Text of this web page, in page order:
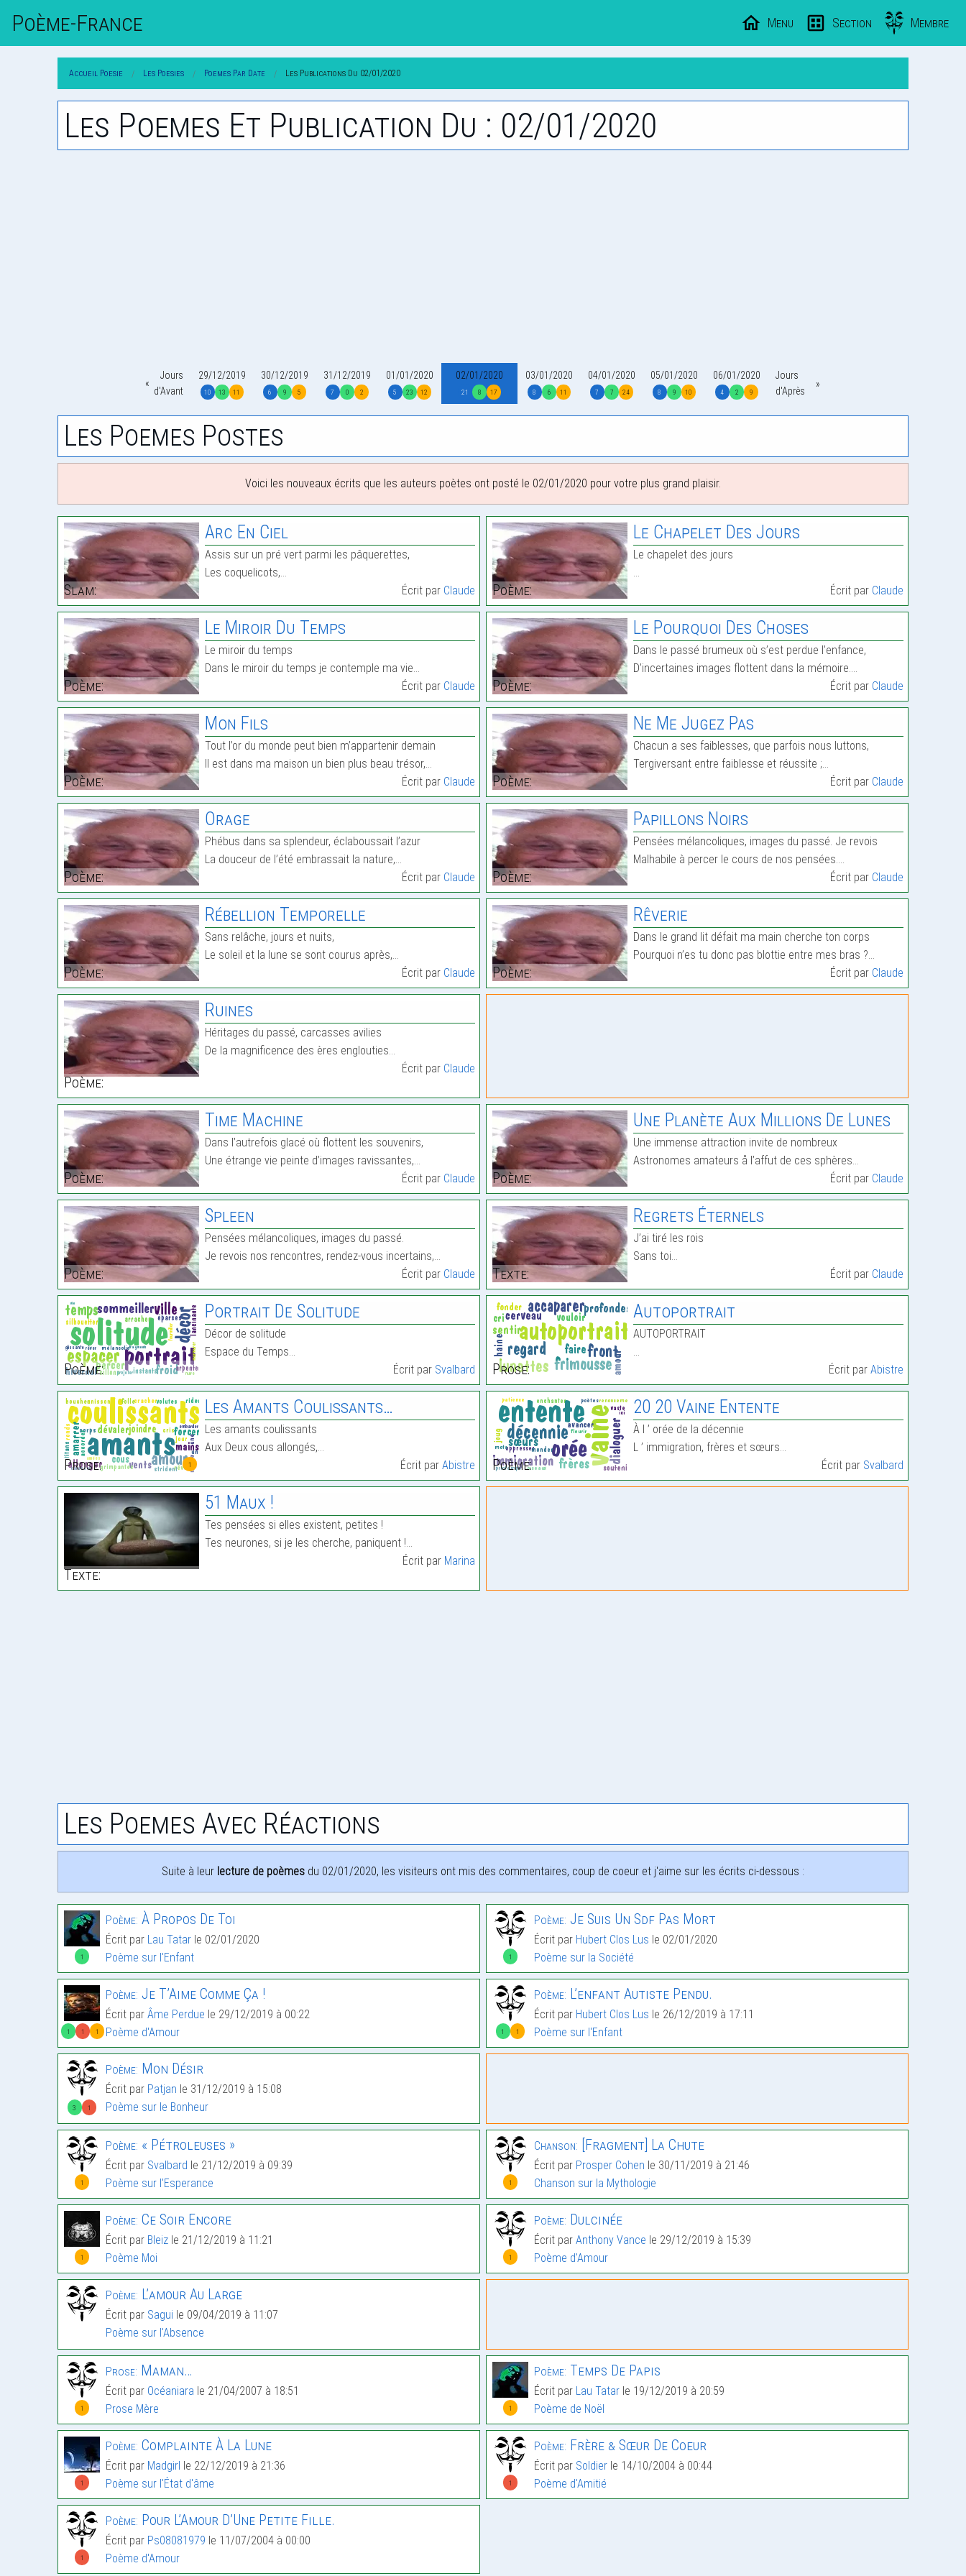
Poème-FrAnce Menu Section Membre
Accueil Poesie Les Poesies Poemes Par Date Les Publications Du 02/01/2020
Les Poemes Et Publication Du : 02/01/2020
Jours
d'Avant
29/12/2019
10 13 11
30/12/2019
6 9 5
31/12/2019
7 0 2
01/01/2020
5 23 12
02/01/2020
21 8 17
03/01/2020
8 6 11
04/01/2020
7 7 24
05/01/2020
8 9 10
06/01/2020
4 2 9
Jours
d'Après
Les Poemes Postes
Voici les nouveaux écrits que les auteurs poètes ont posté le 02/01/2020 pour votre plus grand plaisir.
Slam:
Arc En Ciel
Assis sur un pré vert parmi les pâquerettes,
Les coquelicots,…
Écrit par Claude Poème:
Le Chapelet Des Jours
Le chapelet des jours
…
Écrit par Claude
Poème:
Le Miroir Du Temps
Le miroir du temps
Dans le miroir du temps je contemple ma vie…
Écrit par Claude Poème:
Le Pourquoi Des Choses
Dans le passé brumeux où s’est perdue l’enfance,
D’incertaines images flottent dans la mémoire.…
Écrit par Claude
Poème:
Mon Fils
Tout l’or du monde peut bien m’appartenir demain
Il est dans ma maison un bien plus beau trésor,…
Écrit par Claude Poème:
Ne Me Jugez Pas
Chacun a ses faiblesses, que parfois nous luttons,
Tergiversant entre faiblesse et réussite ;…
Écrit par Claude
Poème:
Orage
Phébus dans sa splendeur, éclaboussait l’azur
La douceur de l’été embrassait la nature,…
Écrit par Claude Poème:
Papillons Noirs
Pensées mélancoliques, images du passé. Je revois
Malhabile à percer le cours de nos pensées.…
Écrit par Claude
Poème:
Rébellion Temporelle
Sans relâche, jours et nuits,
Le soleil et la lune se sont courus après,…
Écrit par Claude Poème:
Rêverie
Dans le grand lit défait ma main cherche ton corps
Pourquoi n’es tu donc pas blottie entre mes bras ?…
Écrit par Claude
Poème:
Ruines
Héritages du passé, carcasses avilies
De la magnificence des ères englouties…
Écrit par Claude
Poème:
Time Machine
Dans l’autrefois glacé où flottent les souvenirs,
Une étrange vie peinte d’images ravissantes,…
Écrit par Claude Poème:
Une Planète Aux Millions De Lunes
Une immense attraction invite de nombreux
Astronomes amateurs å l’affut de ces sphères…
Écrit par Claude
Poème:
Spleen
Pensées mélancoliques, images du passé.
Je revois nos rencontres, rendez-vous incertains,…
Écrit par Claude Texte:
Regrets Éternels
J’ai tiré les rois
Sans toi…
Écrit par Claude
Poème:
Portrait De Solitude
Décor de solitude
Espace du Temps…
Écrit par Svalbard Prose:
Autoportrait
AUTOPORTRAIT
…
Écrit parAbistre
1
Prose:
Les Amants Coulissants…
Les amants coulissants
Aux Deux cous allongés,…
Écrit parAbistre Poème:
20 20 Vaine Entente
À l ’ orée de la décennie
L ’ immigration, frères et sœurs…
Écrit par Svalbard
Texte:
51 Maux !
Tes pensées si elles existent, petites !
Tes neurones, si je les cherche, paniquent !…
Écrit par Marina
Les Poemes Avec Réactions
Suite à leur lecture de poèmes du 02/01/2020, les visiteurs ont mis des commentaires, coup de coeur et j'aime sur les écrits ci-dessous :
1
Poème: À Propos De Toi
Écrit par Lau Tatar le 02/01/2020
Poème sur l'Enfant
1
Poème: Je Suis Un Sdf Pas Mort
Écrit par Hubert Clos Lus le 02/01/2020
Poème sur la Société
1 1 1
Poème: Je T’Aime Comme Ça !
Écrit par Âme Perdue le 29/12/2019 à 00:22
Poème d'Amour
1 1
Poème: L’enfant Autiste Pendu.
Écrit par Hubert Clos Lus le 26/12/2019 à 17:11
Poème sur l'Enfant
3 1
Poème: Mon Désir
Écrit par Patjan le 31/12/2019 à 15:08
Poème sur le Bonheur
1
Poème: « Pétroleuses »
Écrit par Svalbard le 21/12/2019 à 09:39
Poème sur l'Esperance
1
Chanson: [Fragment] La Chute
Écrit par Prosper Cohen le 30/11/2019 à 21:46
Chanson sur la Mythologie
1
Poème: Ce Soir Encore
Écrit par Bleiz le 21/12/2019 à 11:21
Poème Moi
1
Poème: Dulcinée
Écrit par Anthony Vance le 29/12/2019 à 15:39
Poème d'Amour
Poème: L’amour Au Large
Écrit par Sagui le 09/04/2019 à 11:07
Poème sur l'Absence
1
Prose: Maman…
Écrit par Océaniara le 21/04/2007 à 18:51
Prose Mère
1
Poème: Temps De Papis
Écrit par Lau Tatar le 19/12/2019 à 20:59
Poème de Noël
1
Poème: Complainte À La Lune
Écrit par Madgirl le 22/12/2019 à 21:36
Poème sur l'État d'âme
1
Poème: Frère & Sœur De Coeur
Écrit par Soldier le 14/10/2004 à 00:44
Poème d'Amitié
1
Poème: Pour L’Amour D’Une Petite Fille.
Écrit par Ps08081979 le 11/07/2004 à 00:00
Poème d'Amour